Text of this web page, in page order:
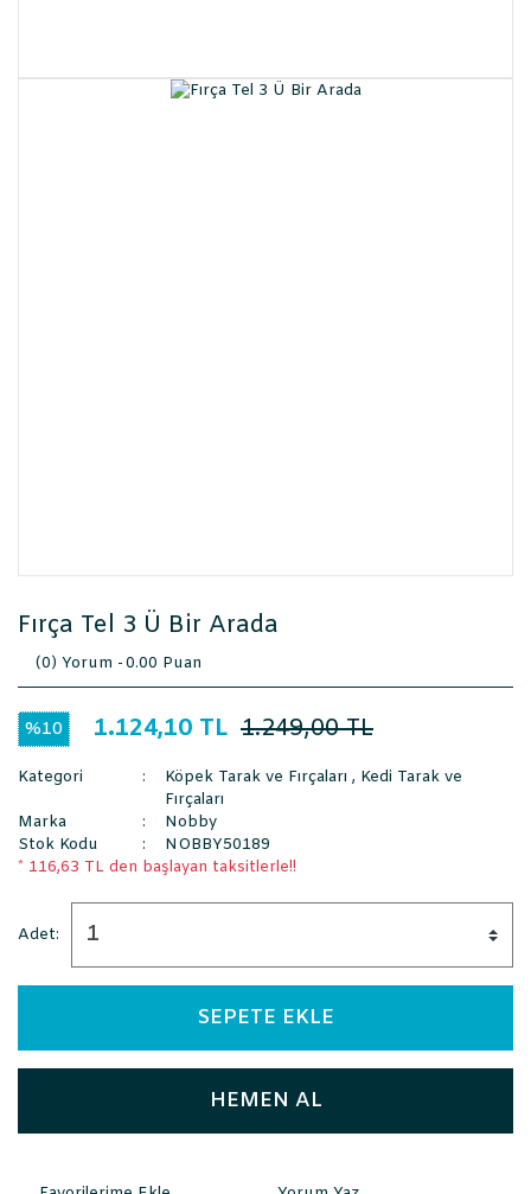
Fırça Tel 3 Ü Bir Arada
(0) Yorum -0.00 Puan
%10 1.124,10 TL 1.249,00 TL
Kategori Köpek Tarak ve Fırçaları , Kedi Tarak ve
Fırçaları
Marka
Nobby
Stok Kodu
NOBBY50189
* 116,63 TL den başlayan taksitlerle!!
Adet:
SEPETE EKLE
HEMEN AL